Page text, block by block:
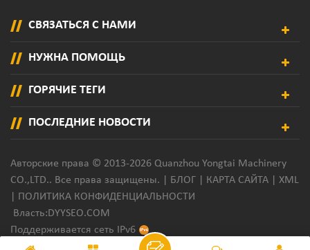
СВЯЗАТЬСЯ С НАМИ
НУЖНА ПОМОЩЬ
ГОРЯЧИЕ ТЕГИ
ПОСЛЕДНИЕ НОВОСТИ
Авторские права © 2013-2026 Quanzhou Yongtai Machinery
CO.,LTD.. Все права защищены. |
БЛОГ КАРТА САЙТА
XML
ПОЛИТИКА КОНФИДЕНЦИАЛЬНОСТИ
Власть:DYYSEO.COM
Поддерживается сеть IPv6